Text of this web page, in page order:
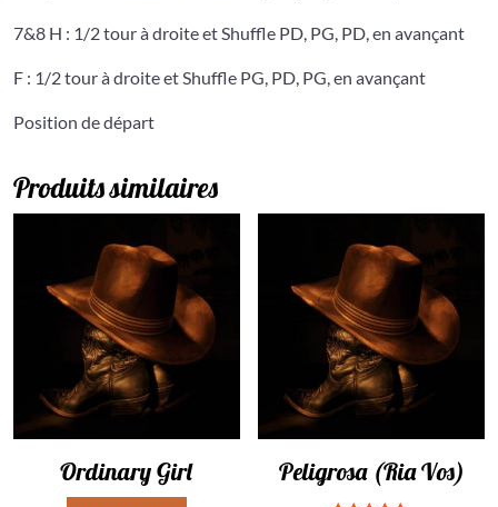
7&8 H : 1/2 tour à droite et Shuffle PD, PG, PD, en avançant
F : 1/2 tour à droite et Shuffle PG, PD, PG, en avançant
Position de départ
Produits similaires
Ordinary Girl Peligrosa (Ria Vos)